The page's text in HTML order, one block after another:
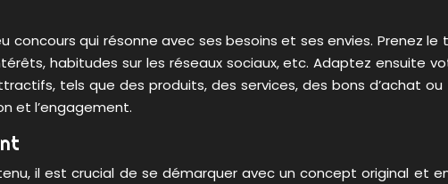
concours qui résonne avec ses besoins et ses envies. Prenez
habitudes sur les réseaux sociaux, etc. Adaptez ensuite
tels que des produits, des services, des bons d’achat
et l’engagement.
il est crucial de se démarquer avec un concept original et